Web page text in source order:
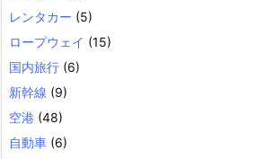
レンタカー (5)
ロープウェイ (15)
国内旅行 (6)
新幹線 (9)
空港 (48)
自動車 (6)